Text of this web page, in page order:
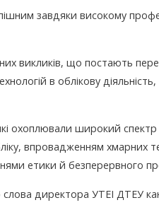
завдяки високому
викликів, що постають
в облікову
охоплювали широкий
впровадженням хмарних
етики й безперервного
слова директора УТЕІ ДТЕУ